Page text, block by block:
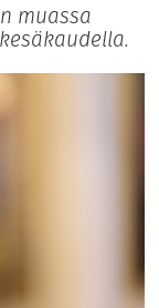
muassa